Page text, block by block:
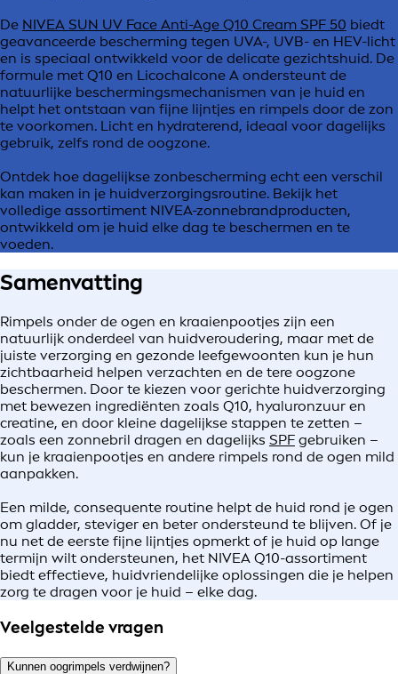
De NIVEA SUN UV Face Anti-Age Q10 Cream SPF 50 biedt
geavanceerde bescherming tegen UVA-, UVB- en HEV-licht
en is speciaal ontwikkeld voor de delicate gezichtshuid. De
formule met Q10 en Licochalcone A ondersteunt de
natuurlijke beschermingsmechanismen van je huid en
helpt het ontstaan van fijne lijntjes en rimpels door de zon
te voorkomen. Licht en hydraterend, ideaal voor dagelijks
gebruik, zelfs rond de oogzone.
Ontdek hoe dagelijkse zonbescherming echt een verschil
kan maken in je huidverzorgingsroutine. Bekijk het
volledige assortiment NIVEA-zonnebrandproducten,
ontwikkeld om je huid elke dag te beschermen en te
voeden.
Samenvatting
Rimpels onder de ogen en kraaienpootjes zijn een
natuurlijk onderdeel van huidveroudering, maar met de
juiste verzorging en gezonde leefgewoonten kun je hun
zichtbaarheid helpen verzachten en de tere oogzone
beschermen. Door te kiezen voor gerichte huidverzorging
met bewezen ingrediënten zoals Q10, hyaluronzuur en
creatine, en door kleine dagelijkse stappen te zetten –
zoals een zonnebril dragen en dagelijks SPF gebruiken –
kun je kraaienpootjes en andere rimpels rond de ogen mild
aanpakken.
Een milde, consequente routine helpt de huid rond je ogen
om gladder, steviger en beter ondersteund te blijven. Of je
nu net de eerste fijne lijntjes opmerkt of je huid op lange
termijn wilt ondersteunen, het NIVEA Q10-assortiment
biedt effectieve, huidvriendelijke oplossingen die je helpen
zorg te dragen voor je huid – elke dag.
Veelgestelde vragen
Kunnen oogrimpels verdwijnen?